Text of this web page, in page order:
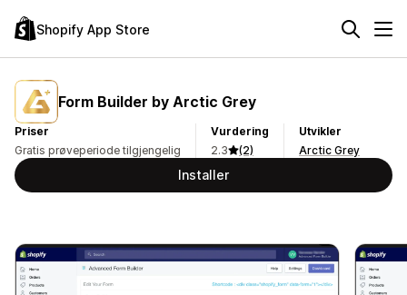
Shopify App Store
Form Builder by Arctic Grey
Priser
Gratis prøveperiode tilgjengelig
Vurdering
2.3
(2)
Utvikler
Arctic Grey
Installer